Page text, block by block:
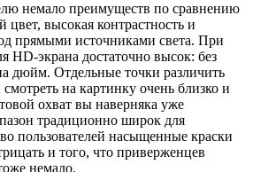
немало преимуществ по сравнению
цвет, высокая контрастность и
прямыми источниками света. При
HD-экрана достаточно высок: без
дюйм. Отдельные точки различить
на картинку очень близко и
охват вы наверняка уже
традиционно широк для
пользователей насыщенные краски
и того, что приверженцев
немало.